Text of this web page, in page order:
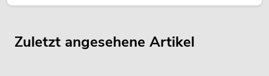
Zuletzt angesehene Artikel